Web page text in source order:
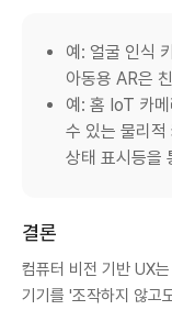
예: 얼굴 인식
아동용 AR은
예: 홈 IoT 카
수 있는 물리적
상태 표시등을
결론
컴퓨터 비전 기반 UX
기기를 '조작하지 않고